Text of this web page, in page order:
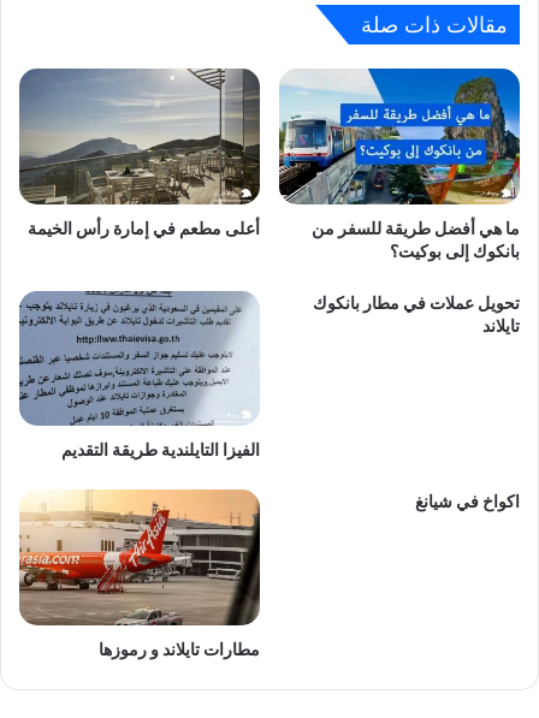
مقالات ذات صلة
ما هي أفضل طريقة للسفر من
بانكوك إلى بوكيت؟
أعلى مطعم في إمارة رأس الخيمة
تحويل عملات في مطار بانكوك
تايلاند
الفيزا التايلندية طريقة التقديم
اكواخ في شيانغ
مطارات تايلاند و رموزها